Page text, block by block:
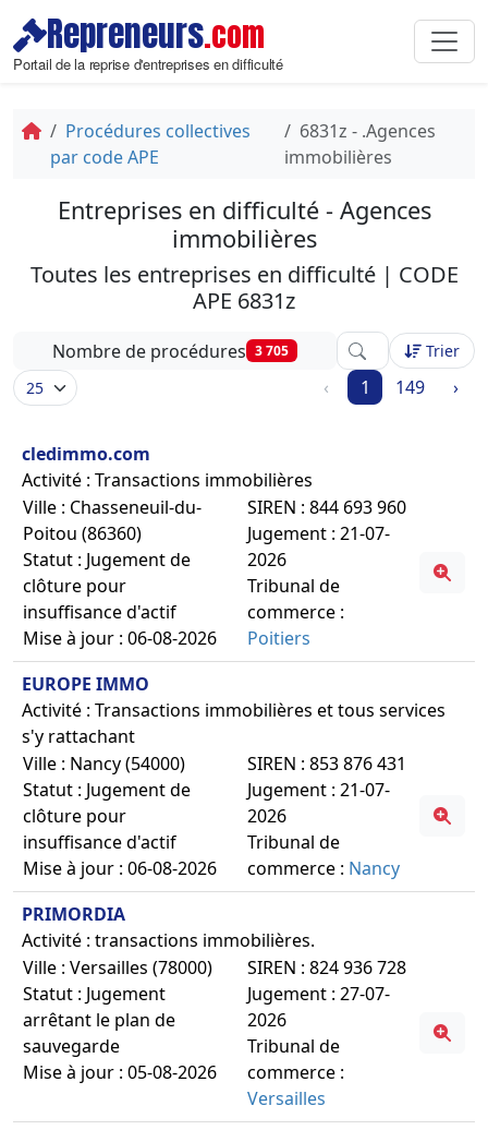
Repreneurs.com
Portail de la reprise d'entreprises en difficulté
Procédures collectives
par code APE
6831z - .Agences
immobilières
Entreprises en difficulté - Agences
immobilières
Toutes les entreprises en difficulté | CODE
APE 6831z
Nombre de procédures 3 705 Affinez votreTrier
‹ 1 149 ›
cledimmo.com
Activité : Transactions immobilières
Ville : Chasseneuil-du-
Poitou (86360)
Statut : Jugement de
clôture pour
insuffisance d'actif
Mise à jour : 06-08-2026
SIREN : 844 693 960
Jugement : 21-07-
2026
Tribunal de
commerce :
Poitiers
EUROPE IMMO
Activité : Transactions immobilières et tous services
s'y rattachant
Ville : Nancy (54000)
Statut : Jugement de
clôture pour
insuffisance d'actif
Mise à jour : 06-08-2026
SIREN : 853 876 431
Jugement : 21-07-
2026
Tribunal de
commerce : Nancy
PRIMORDIA
Activité : transactions immobilières.
Ville : Versailles (78000)
Statut : Jugement
arrêtant le plan de
sauvegarde
Mise à jour : 05-08-2026
SIREN : 824 936 728
Jugement : 27-07-
2026
Tribunal de
commerce :
Versailles